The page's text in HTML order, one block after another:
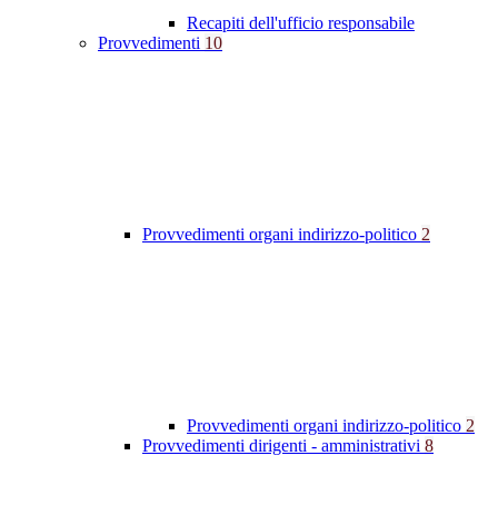
Recapiti dell'ufficio responsabile
Provvedimenti 10
Provvedimenti organi indirizzo-politico 2
Provvedimenti organi indirizzo-politico 2
Provvedimenti dirigenti - amministrativi 8